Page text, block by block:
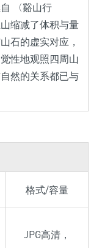
〈谿山行
缩减了体积与量
石的虚实对应，
性地观照四周山
然的关系都已与
格式/容量
JPG高清，